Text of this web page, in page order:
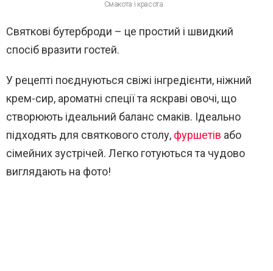
Смакота і красота
Святкові бутерброди – це простий і швидкий
спосіб вразити гостей.
У рецепті поєднуються свіжі інгредієнти, ніжний
крем-сир, ароматні спеції та яскраві овочі, що
створюють ідеальний баланс смаків. Ідеально
підходять для святкового столу, фуршетів або
сімейних зустрічей. Легко готуються та чудово
виглядають на фото!